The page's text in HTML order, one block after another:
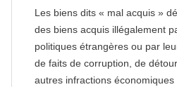
Les biens dits « mal acquis »
des biens acquis illégalement
politiques étrangères ou par
de faits de corruption, de
autres infractions